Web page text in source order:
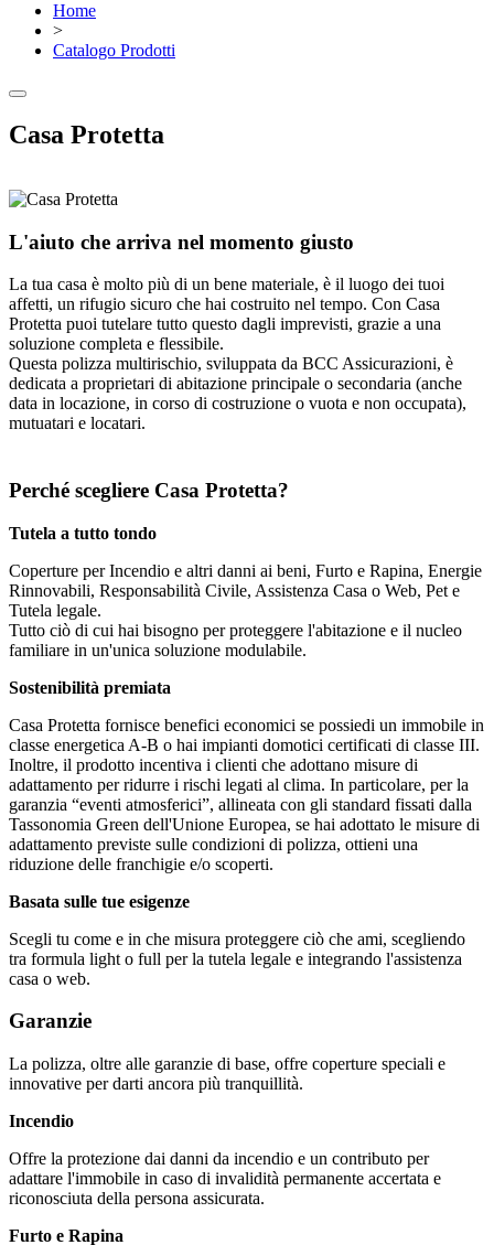
Home
>
Catalogo Prodotti
Casa Protetta
L'aiuto che arriva nel momento giusto
La tua casa è molto più di un bene materiale, è il luogo dei tuoi
affetti, un rifugio sicuro che hai costruito nel tempo. Con Casa
Protetta puoi tutelare tutto questo dagli imprevisti, grazie a una
soluzione completa e flessibile.
Questa polizza multirischio, sviluppata da BCC Assicurazioni, è
dedicata a proprietari di abitazione principale o secondaria (anche
data in locazione, in corso di costruzione o vuota e non occupata),
mutuatari e locatari.
Perché scegliere Casa Protetta?
Tutela a tutto tondo
Coperture per Incendio e altri danni ai beni, Furto e Rapina, Energie
Rinnovabili, Responsabilità Civile, Assistenza Casa o Web, Pet e
Tutela legale.
Tutto ciò di cui hai bisogno per proteggere l'abitazione e il nucleo
familiare in un'unica soluzione modulabile.
Sostenibilità premiata
Casa Protetta fornisce benefici economici se possiedi un immobile in
classe energetica A-B o hai impianti domotici certificati di classe III.
Inoltre, il prodotto incentiva i clienti che adottano misure di
adattamento per ridurre i rischi legati al clima. In particolare, per la
garanzia “eventi atmosferici”, allineata con gli standard fissati dalla
Tassonomia Green dell'Unione Europea, se hai adottato le misure di
adattamento previste sulle condizioni di polizza, ottieni una
riduzione delle franchigie e/o scoperti.
Basata sulle tue esigenze
Scegli tu come e in che misura proteggere ciò che ami, scegliendo
tra formula light o full per la tutela legale e integrando l'assistenza
casa o web.
Garanzie
La polizza, oltre alle garanzie di base, offre coperture speciali e
innovative per darti ancora più tranquillità.
Incendio
Offre la protezione dai danni da incendio e un contributo per
adattare l'immobile in caso di invalidità permanente accertata e
riconosciuta della persona assicurata.
Furto e Rapina